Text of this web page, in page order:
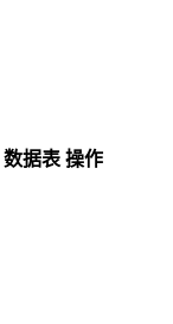
数据表 操作